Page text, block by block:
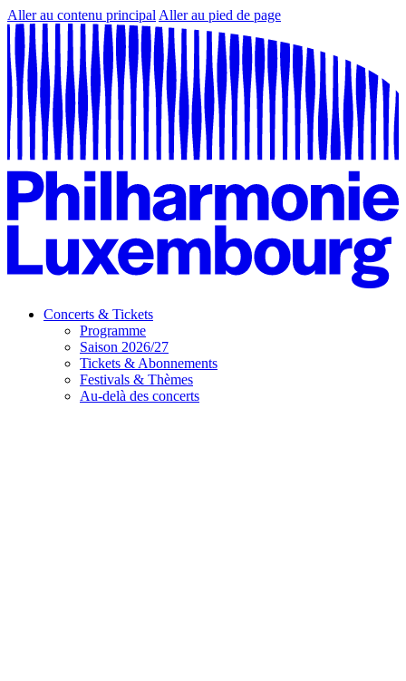
Aller au contenu principal Aller au pied de page
Concerts & Tickets
Programme
Saison 2026/27
Tickets & Abonnements
Festivals & Thèmes
Au-delà des concerts